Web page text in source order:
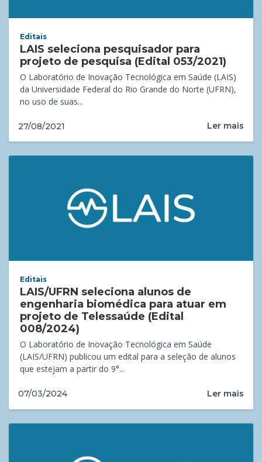
Editais
LAIS seleciona pesquisador para
projeto de pesquisa (Edital 053/2021)
O Laboratório de Inovação Tecnológica em Saúde (LAIS)
da Universidade Federal do Rio Grande do Norte (UFRN),
no uso de suas...
27/08/2021 Ler mais
Editais
LAIS/UFRN seleciona alunos de
engenharia biomédica para atuar em
projeto de Telessaúde (Edital
008/2024)
O Laboratório de Inovação Tecnológica em Saúde
(LAIS/UFRN) publicou um edital para a seleção de alunos
que estejam a partir do 9°...
07/03/2024 Ler mais